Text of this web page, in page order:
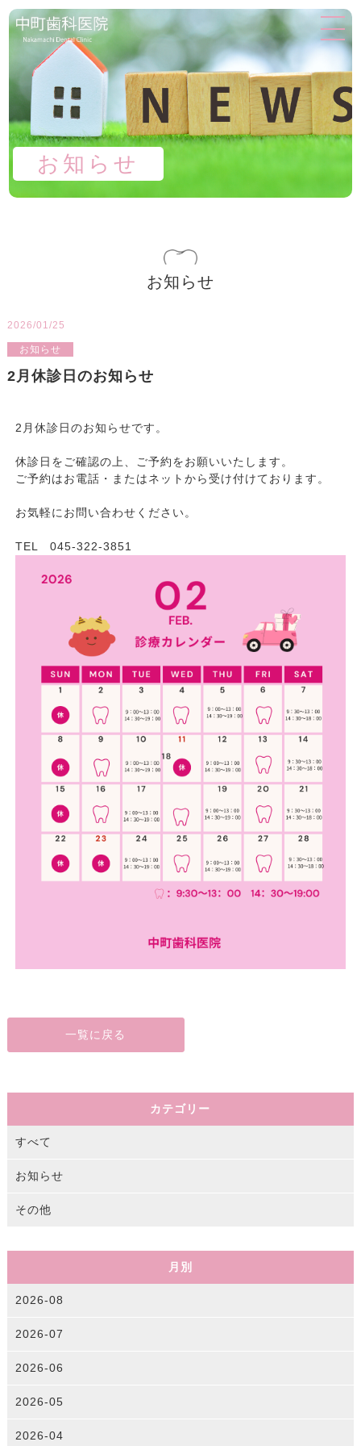
お知らせ
お知らせ
2026/01/25
お知らせ
2月休診日のお知らせ
2月休診日のお知らせです。
休診日をご確認の上、ご予約をお願いいたします。
ご予約はお電話・またはネットから受け付けております。
お気軽にお問い合わせください。
TEL 045-322-3851
一覧に戻る
カテゴリー
すべて
お知らせ
その他
月別
2026-08
2026-07
2026-06
2026-05
2026-04